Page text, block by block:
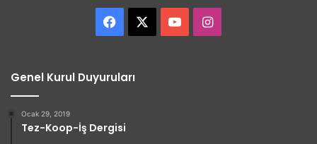
Facebook YouTubeInstagram
Genel Kurul Duyuruları
Ocak 29, 2019
Tez-Koop-İş Dergisi